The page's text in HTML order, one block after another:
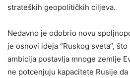
strateških geopolitičkih ciljeva.
Nedavno je odobrio novu
je osnovi ideja “Ruskog sveta”,
ambicija postavlja mnoge zemlje
ne potcenjuju kapacitete Rusije